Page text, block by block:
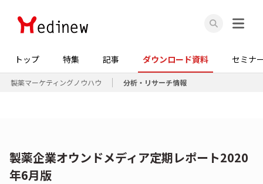
トップ 特集 記事 ダウンロード資料 セミナ
製薬マーケティングノウハウ 分析・リサーチ情報
製薬企業オウンドメディア定期レポート2020
年6月版